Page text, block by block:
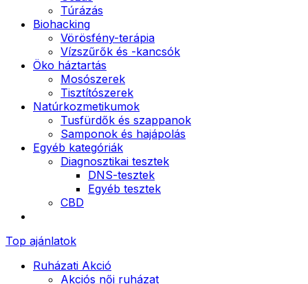
Túrázás
Biohacking
Vörösfény-terápia
Vízszűrők és -kancsók
Öko háztartás
Mosószerek
Tisztítószerek
Natúrkozmetikumok
Tusfürdők és szappanok
Samponok és hajápolás
Egyéb kategóriák
Diagnosztikai tesztek
DNS-tesztek
Egyéb tesztek
CBD
Top ajánlatok
Ruházati Akció
Akciós női ruházat